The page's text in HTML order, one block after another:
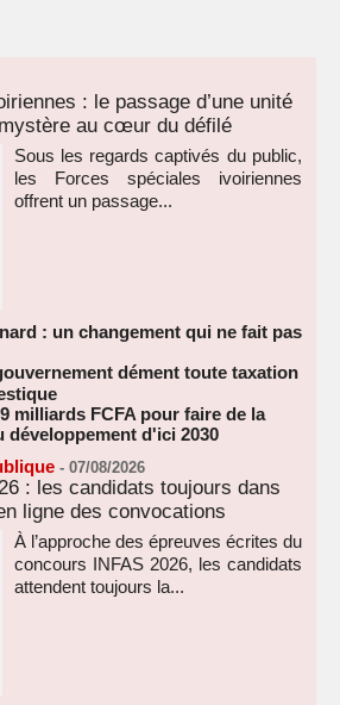
: le passage d’une unité
au cœur du défilé
Sous les regards captivés du public,
les Forces spéciales ivoiriennes
offrent un passage...
: un changement qui ne fait pas
dément toute taxation
milliards FCFA pour faire de la
développement d'ici 2030
- 07/08/2026
: les candidats toujours dans
ligne des convocations
À l’approche des épreuves écrites du
concours INFAS 2026, les candidats
attendent toujours la...